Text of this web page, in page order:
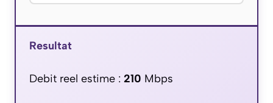
Resultat
Debit reel estime : 210 Mbps